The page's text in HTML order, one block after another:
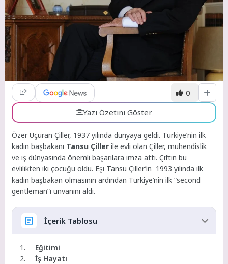
0
Yazı Özetini Göster
Özer Uçuran Çiller, 1937 yılında dünyaya geldi. Türkiye’nin ilk
kadın başbakanı Tansu Çiller ile evli olan Çiller, mühendislik
ve iş dünyasında önemli başarılara imza attı. Çiftin bu
evlilikten iki çocuğu oldu. Eşi Tansu Çiller’in 1993 yılında ilk
kadın başbakan olmasının ardından Türkiye’nin ilk “second
gentleman”ı unvanını aldı.
İçerik Tablosu
Eğitimi
İş Hayatı